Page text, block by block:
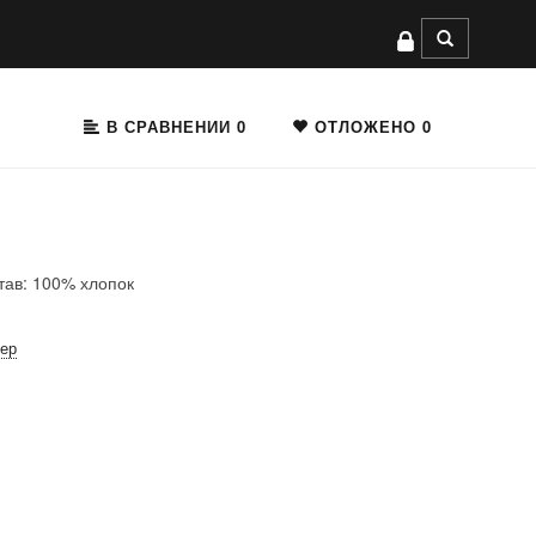
В СРАВНЕНИИ 0 ОТЛОЖЕНО 0
100% хлопок